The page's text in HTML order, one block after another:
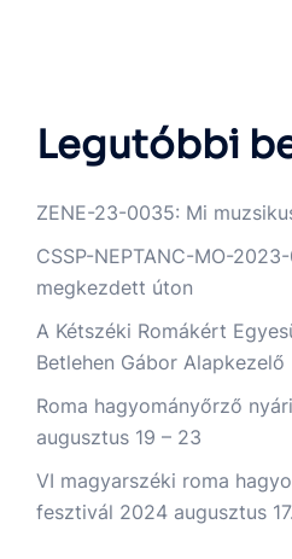
Legutóbbi
ZENE-23-0035: Mi
CSSP-NEPTANC-MO-
megkezdett úton
A Kétszéki Romákért
Betlehen Gábor Alapkezelő
Roma hagyományőrző
augusztus 19 – 23
VI magyarszéki roma
fesztivál 2024 augusztus 17.